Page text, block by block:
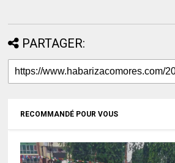
PARTAGER:
RECOMMANDÉ POUR VOUS